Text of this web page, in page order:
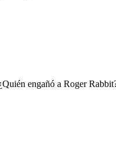
engañó a Roger